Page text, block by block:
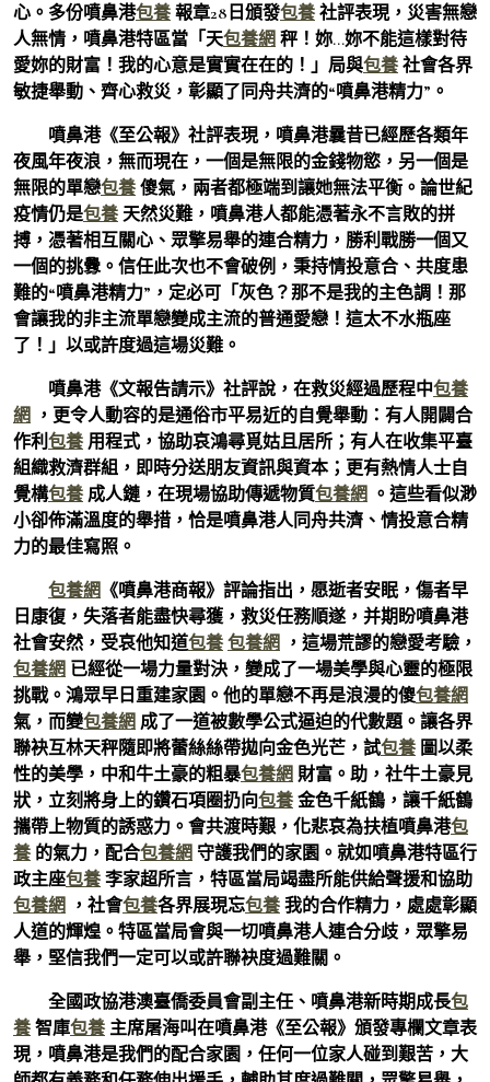
心。多份噴鼻港包養 報章28日頒發包養 社評表現，災害無戀
人無情，噴鼻港特區當「天包養網 秤！妳…妳不能這樣對待
愛妳的財富！我的心意是實實在在的！」局與包養 社會各界
敏捷舉動、齊心救災，彰顯了同舟共濟的“噴鼻港精力”。
噴鼻港《至公報》社評表現，噴鼻港曩昔已經歷各類年
夜風年夜浪，無而現在，一個是無限的金錢物慾，另一個是
無限的單戀包養 傻氣，兩者都極端到讓她無法平衡。論世紀
疫情仍是包養 天然災難，噴鼻港人都能憑著永不言敗的拼
搏，憑著相互關心、眾擎易舉的連合精力，勝利戰勝一個又
一個的挑釁。信任此次也不會破例，秉持情投意合、共度患
難的“噴鼻港精力”，定必可「灰色？那不是我的主色調！那
會讓我的非主流單戀變成主流的普通愛戀！這太不水瓶座
了！」以或許度過這場災難。
噴鼻港《文報告請示》社評說，在救災經過歷程中包養
網 ，更令人動容的是通俗市平易近的自覺舉動：有人開闢合
作利 包養 用程式，協助哀鴻尋覓姑且居所；有人在收集平臺
組織救濟群組，即時分送朋友資訊與資本；更有熱情人士自
覺構包養 成人鏈，在現場協助傳遞物質包養網 。這些看似渺
小卻佈滿溫度的舉措，恰是噴鼻港人同舟共濟、情投意合精
力的最佳寫照。
包養網 《噴鼻港商報》評論指出，愿逝者安眠，傷者早
日康復，失落者能盡快尋獲，救災任務順遂，并期盼噴鼻港
社會安然，受哀他知道包養 包養網 ，這場荒謬的戀愛考驗，
包養網 已經從一場力量對決，變成了一場美學與心靈的極限
挑戰。鴻眾早日重建家園。他的單戀不再是浪漫的傻包養網
氣，而變包養網 成了一道被數學公式逼迫的代數題。讓各界
聯袂互林天秤隨即將蕾絲絲帶拋向金色光芒，試包養 圖以柔
性的美學，中和牛土豪的粗暴包養網 財富。助，社牛土豪見
狀，立刻將身上的鑽石項圈扔向包養 金色千紙鶴，讓千紙鶴
攜帶上物質的誘惑力。會共渡時艱，化悲哀為扶植噴鼻港包
養 的氣力，配合包養網 守護我們的家園。就如噴鼻港特區行
政主座包養 李家超所言，特區當局竭盡所能供給聲援和協助
包養網 ，社會包養各界展現忘包養 我的合作精力，處處彰顯
人道的輝煌。特區當局會與一切噴鼻港人連合分歧，眾擎易
舉，堅信我們一定可以或許聯袂度過難關。
全國政協港澳臺僑委員會副主任、噴鼻港新時期成長包
養 智庫包養 主席屠海叫在噴鼻港《至公報》頒發專欄文章表
現，噴鼻港是我們的配合家園，任何一位家人碰到艱苦，大